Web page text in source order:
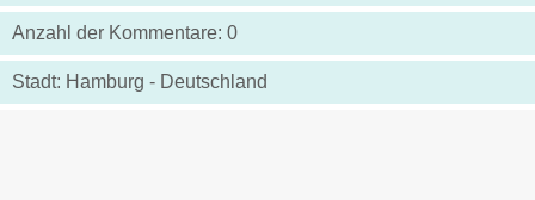
Anzahl der Kommentare: 0
Stadt: Hamburg - Deutschland